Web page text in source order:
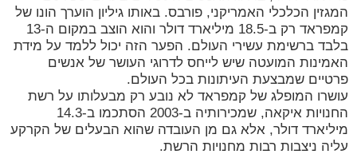
המגזין הכלכלי האמריקני, פורבס. באותו גיליון הוערך הונו של
קמפראד רק ב-18.5 מיליארד דולר והוא הוצב במקום ה-13
בלבד ברשימת עשירי העולם. הפער הזה יכול ללמד על מידת
האמינות המועטה שיש לייחס לדרוגי העושר של אנשים
פרטיים שמבצעת העיתונות בכל העולם.
עושרו המופלג של קמפראד לא נובע רק מבעלותו על רשת
החנויות איקאה, שמכירותיה ב-2003 הסתכמו ב-14.3
מיליארד דולר, אלא גם מן העובדה שהוא הבעלים של הקרקע
עליה ניצבות רבות מחנויות הרשת.